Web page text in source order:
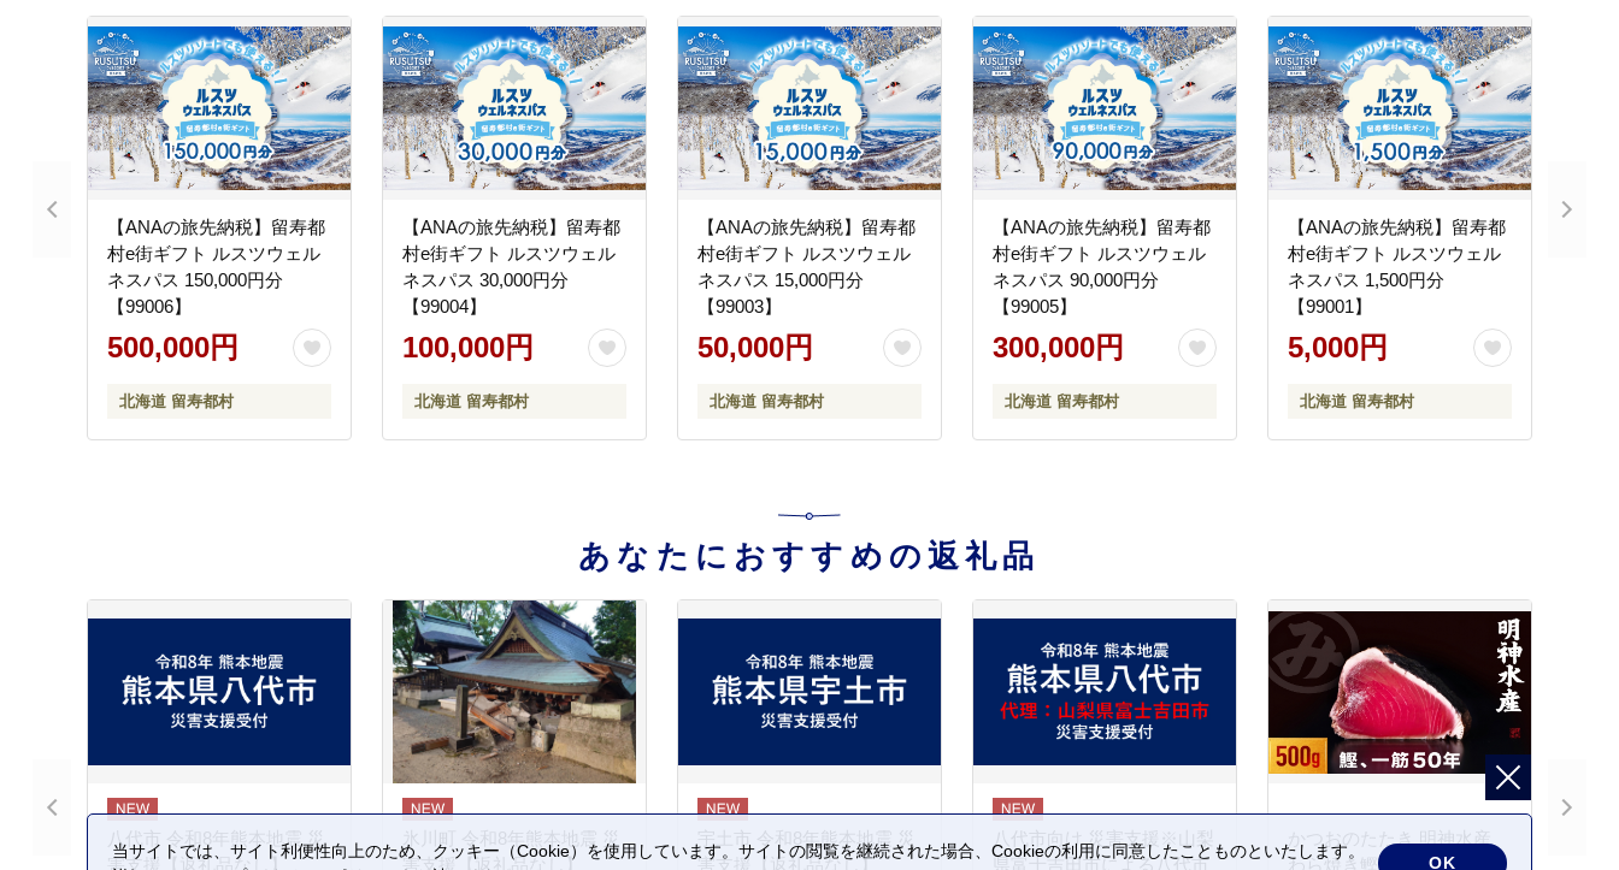
【ANAの旅先納税】留寿都
村e街ギフト ルスツウェル
ネスパス 150,000円分
【99006】
500,000円
北海道 留寿都村
【ANAの旅先納税】留寿都
村e街ギフト ルスツウェル
ネスパス 30,000円分
【99004】
100,000円
北海道 留寿都村
【ANAの旅先納税】留寿都
村e街ギフト ルスツウェル
ネスパス 15,000円分
【99003】
50,000円
北海道 留寿都村
【ANAの旅先納税】留寿都
村e街ギフト ルスツウェル
ネスパス 90,000円分
【99005】
300,000円
北海道 留寿都村
【ANAの旅先納税】留寿都
村e街ギフト ルスツウェル
ネスパス 1,500円分
【99001】
5,000円
北海道 留寿都村
あなたにおすすめの返礼品
八代市 令和8年熊本地震 災
害支援【返礼品なし】
氷川町 令和8年熊本地震 災
害支援【返礼品なし】
宇土市 令和8年熊本地震 災
害支援【返礼品なし】
八代市向け 災害支援※山梨
県富士吉田市による八代市
かつおのたたき 明神水産
わら焼き鰹 500g 鰹 カツオ
当サイトでは、サイト利便性向上のため、クッキー（Cookie）を使用しています。サイトの閲覧を継続された場合、Cookieの利用に同意したことものといたします。
OK